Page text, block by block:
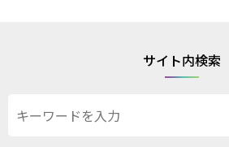
サイト内検索